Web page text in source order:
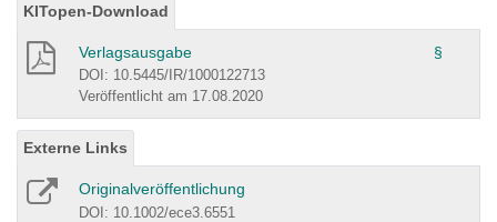
KITopen-Download
Verlagsausgabe §
DOI: 10.5445/IR/1000122713
Veröffentlicht am 17.08.2020
Externe Links
Originalveröffentlichung
DOI: 10.1002/ece3.6551